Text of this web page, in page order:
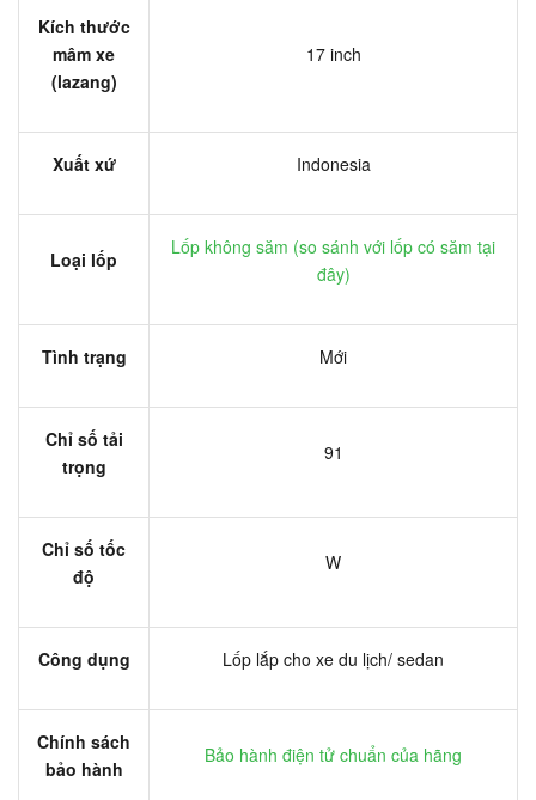
Kích thước
mâm xe
(lazang)
17 inch
Xuất xứ Indonesia
Loại lốp
Lốp không săm (so sánh với lốp có săm tại
đây)
Tình trạng Mới
Chỉ số tải
trọng
91
Chỉ số tốc
độ
W
Công dụng Lốp lắp cho xe du lịch/ sedan
Chính sách
bảo hành
Bảo hành điện tử chuẩn của hãng